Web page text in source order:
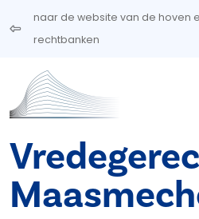
Overslaan en naar de inhoud
naar de website van de hoven
rechtbanken